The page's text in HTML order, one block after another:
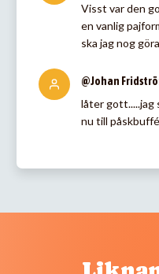
Visst var den
en vanlig
ska jag nog
@Johan
låter gott.....jag
nu till